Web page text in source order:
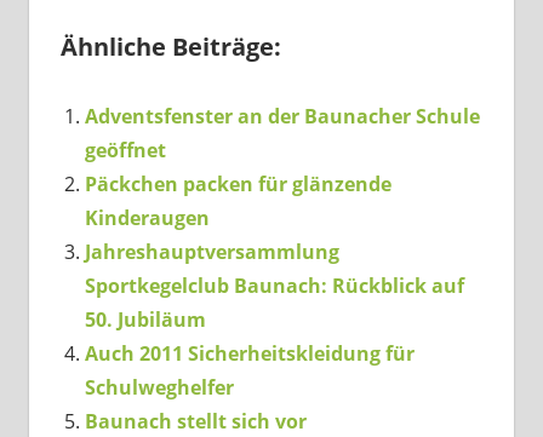
Ähnliche Beiträge:
Adventsfenster an der Baunacher Schule
geöffnet
Päckchen packen für glänzende
Kinderaugen
Jahreshauptversammlung
Sportkegelclub Baunach: Rückblick auf
50. Jubiläum
Auch 2011 Sicherheitskleidung für
Schulweghelfer
Baunach stellt sich vor